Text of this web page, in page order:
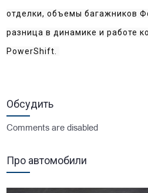
отделки, объемы багажников
разница в динамике и работе
PowerShift.
Обсудить
Comments are disabled
Про автомобили